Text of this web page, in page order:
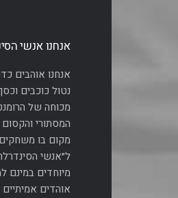
אנחנו אנשי
אנחנו אוהבים
נטול כוכבים
מכוחה של
המסתורי
מקום בו
ל״אנשי
מיוחדים במינם
אוהדים